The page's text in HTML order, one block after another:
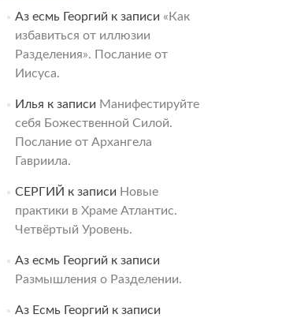
Аз есмь Георгий к записи «Как
избавиться от иллюзии
Разделения». Послание от
Иисуса.
Илья к записи Манифестируйте
себя Божественной Силой.
Послание от Архангела
Гавриила.
СЕРГИЙ к записи Новые
практики в Храме Атлантис.
Четвёртый Уровень.
Аз есмь Георгий к записи
Размышления о Разделении.
Аз Есмь Георгий к записи